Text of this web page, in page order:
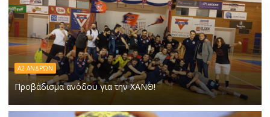
Α2 ΑΝΔΡΏΝ
Προβάδισμα ανόδου για την ΧΑΝΘ!